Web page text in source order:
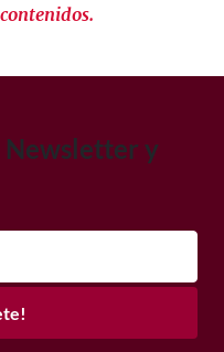
Newsletter y